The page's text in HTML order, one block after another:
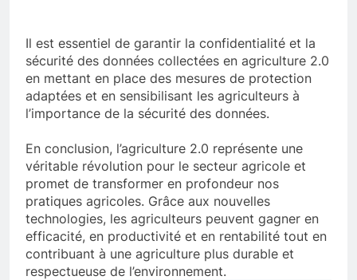
Il est essentiel de garantir la confidentialité et la
sécurité des données collectées en agriculture 2.0
en mettant en place des mesures de protection
adaptées et en sensibilisant les agriculteurs à
l’importance de la sécurité des données.
En conclusion, l’agriculture 2.0 représente une
véritable révolution pour le secteur agricole et
promet de transformer en profondeur nos
pratiques agricoles. Grâce aux nouvelles
technologies, les agriculteurs peuvent gagner en
efficacité, en productivité et en rentabilité tout en
contribuant à une agriculture plus durable et
respectueuse de l’environnement.